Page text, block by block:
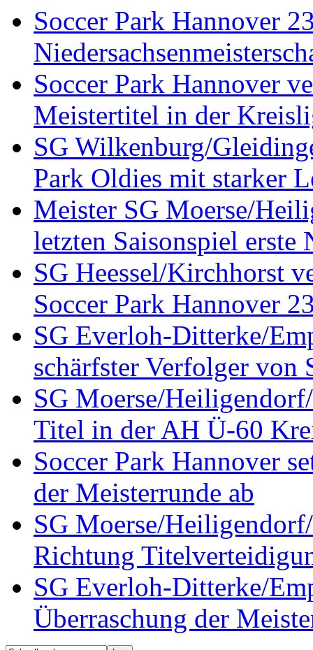
Soccer Park Hannover
Soccer Park Hannover
Meistertitel in der
SG Wilkenburg/
Park Oldies mit starker
Meister SG Moerse/
letzten Saisonspiel erste
SG Heessel/Kirchhorst
Soccer Park Hannover
SG Everloh-Ditterke/
schärfster Verfolger von
SG Moerse/
Titel in der AH Ü-60
Soccer Park Hannover
der Meisterrunde ab
SG Moerse/
Richtung
SG Everloh-Ditterke/
Überraschung der